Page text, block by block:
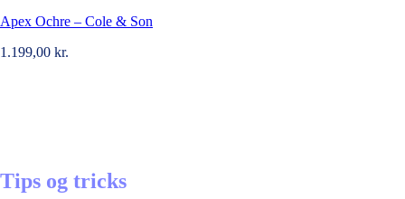
Apex Ochre – Cole & Son
1.199,00 kr.
Tips og tricks